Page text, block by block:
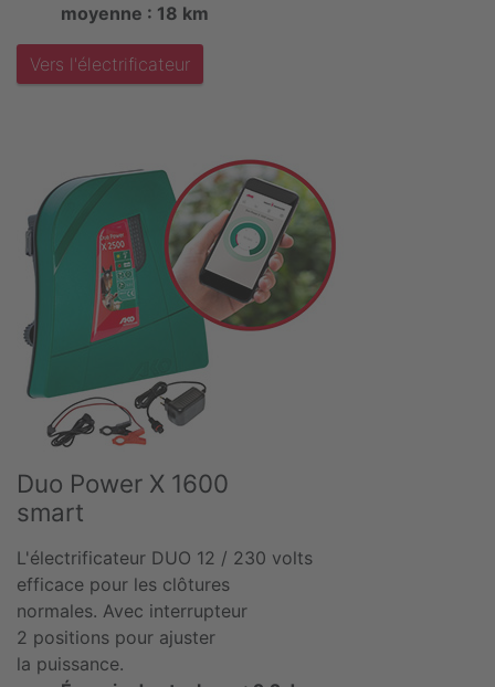
moyenne : 18 km
Vers l'électrificateur
Duo Power X 1600
smart
L'électrificateur DUO 12 / 230 volts
efficace pour les clôtures
normales. Avec interrupteur
2 positions pour ajuster
la puissance.